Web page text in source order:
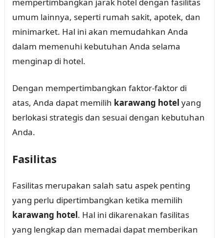
umum lainnya, seperti rumah sakit, apotek, dan
minimarket. Hal ini akan memudahkan Anda
dalam memenuhi kebutuhan Anda selama
menginap di hotel.
Dengan mempertimbangkan faktor-faktor di
atas, Anda dapat memilih karawang hotel yang
berlokasi strategis dan sesuai dengan kebutuhan
Anda.
Fasilitas
Fasilitas merupakan salah satu aspek penting
yang perlu dipertimbangkan ketika memilih
karawang hotel. Hal ini dikarenakan fasilitas
yang lengkap dan memadai dapat memberikan